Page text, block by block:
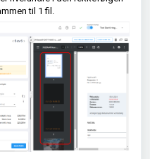
til 1 fil.